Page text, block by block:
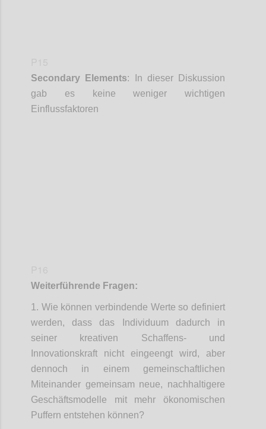
Secondary Elements:
In dieser Diskussion
gab es keine weniger wichtigen
Einflussfaktoren
Weiterführende Fragen:
1. Wie können verbindende Werte so definiert
werden, dass das Individuum dadurch in
seiner kreativen Schaffens- und
Innovationskraft nicht eingeengt wird, aber
dennoch in einem gemeinschaftlichen
Miteinander gemeinsam neue, nachhaltigere
Geschäftsmodelle mit mehr ökonomischen
Puffern entstehen können?